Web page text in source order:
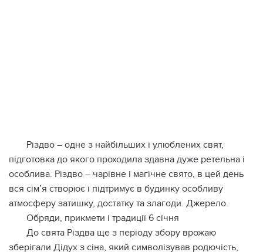
Різдво – одне з найбільших і улюблених свят,
підготовка до якого проходила здавна дуже ретельна і
особлива. Різдво – чарівне і магічне свято, в цей день
вся сім’я створює і підтримує в будинку особливу
атмосферу затишку, достатку та злагоди. Джерело.
Обряди, прикмети і традиції 6 січня
До свята Різдва ще з періоду збору врожаю
зберігали Дідух з сіна, який символізував родючість,